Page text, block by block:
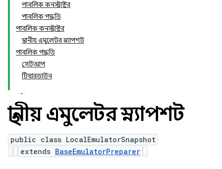
পাবলিক কনস্ট্রাক্টর
পাবলিক পদ্ধতি
পাবলিক কনস্ট্রাক্টর
স্থানীয় এমুলেটর স্ন্যাপশট
পাবলিক পদ্ধতি
সেটআপ
টিয়ারডাউন
স্থানীয় এমুলেটর স্ন্যাপশট
public class LocalEmulatorSnapshot
extends BaseEmulatorPreparer